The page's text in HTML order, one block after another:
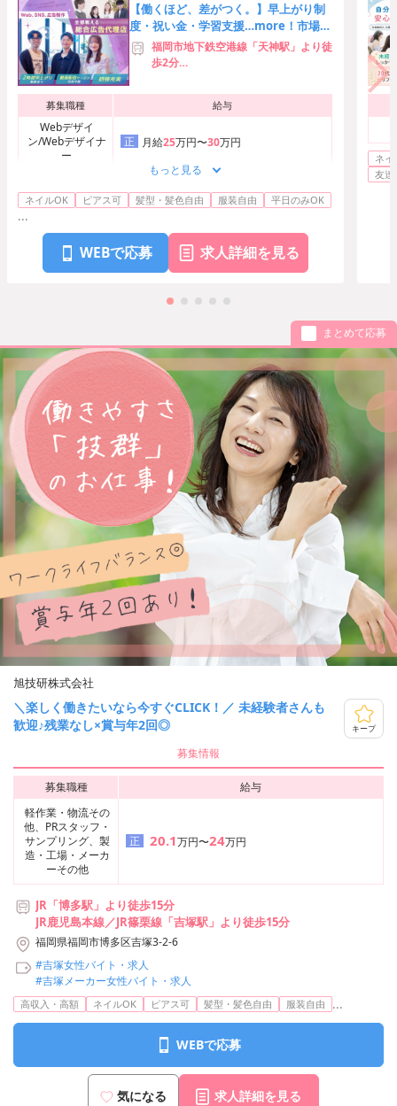
【働くほど、差がつく。】早上がり制
度・祝い金・学習支援…more！市場価
値の高い人材へ急成長！
福岡市地下鉄空港線「天神駅」より徒
歩2分
為、完全出社となります。
募集職種 給与
Webデザイ
ン/Webデザイナ
ー
正 月給25万円〜30万円
ン/Webデザイナ
ー
正 月給35万円〜40万円
もっと見る
ネイルOK ピアス可 髪型・髪色自由 服装自由 平日のみOK
...
WEBで応募 求人詳細を見る
ネ
友達
まとめて応募
旭技研株式会社
＼楽しく働きたいなら今すぐCLICK！／ 未経験者さんも
歓迎♪残業なし×賞与年2回◎
キープ
募集情報
募集職種
給与
軽作業・物流その
他、PRスタッフ・
サンプリング、製
造・工場・メーカ
ーその他
正 20.1万円〜24万円
JR「博多駅」より徒歩15分
JR鹿児島本線／JR篠栗線「吉塚駅」より徒歩15分
福岡県福岡市博多区吉塚3-2-6
#吉塚女性バイト・求人
#吉塚メーカー女性バイト・求人
高収入・高額 ネイルOK ピアス可 髪型・髪色自由 服装自由 ...
WEBで応募
気になる 求人詳細を見る